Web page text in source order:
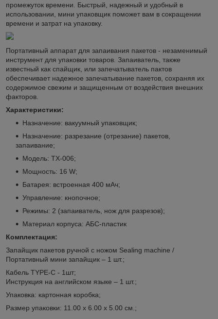
промежуток времени. Быстрый, надежный и удобный в
использовании, мини упаковщик поможет вам в сокращении
времени и затрат на упаковку.
Портативный аппарат для запаивания пакетов - незаменимый
инструмент для упаковки товаров. Запаиватель, также
известный как спайщик, или запечатыватель пактов
обеспечивает надежное запечатывание пакетов, сохраняя их
содержимое свежим и защищенным от воздействия внешних
факторов.
Характеристики:
Назначение: вакуумный упаковщик;
Назначение: разрезание (отрезание) пакетов,
запаивание;
Модель: ТХ-006;
Мощность: 16 W;
Батарея: встроенная 400 мАч;
Управление: кнопочное;
Режимы: 2 (запаиватель, нож для разрезов);
Материал корпуса: АБС-пластик
Комплектация:
Запайщик пакетов ручной с ножом Sealing machine /
Портативный мини запайщик – 1 шт.;
Кабель TYPE-C - 1шт;
Инструкция на английском языке – 1 шт.;
Упаковка: картонная коробка;
Размер упаковки: 11.00 х 6.00 х 5.00 см.;